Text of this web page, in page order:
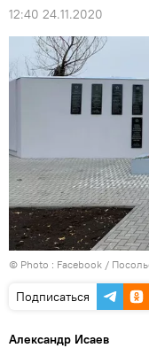
12:40 24.11.2020
© Photo : Facebook /
Подписаться
Александр Исаев